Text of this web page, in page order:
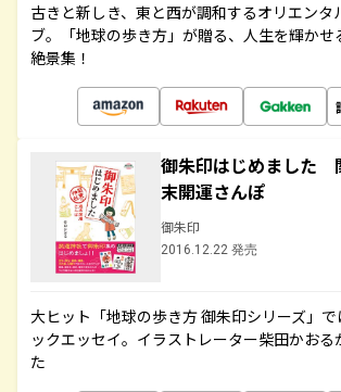
古きと新しき、東と西が調和するオリエンタ
ブ。「地球の歩き方」が贈る、人生を輝かせ
絶景集！
御朱印はじめました
末開運さんぽ
御朱印
2016.12.22 発売
大ヒット「地球の歩き方 御朱印シリーズ」
ックエッセイ。イラストレーター柴田かおる
た